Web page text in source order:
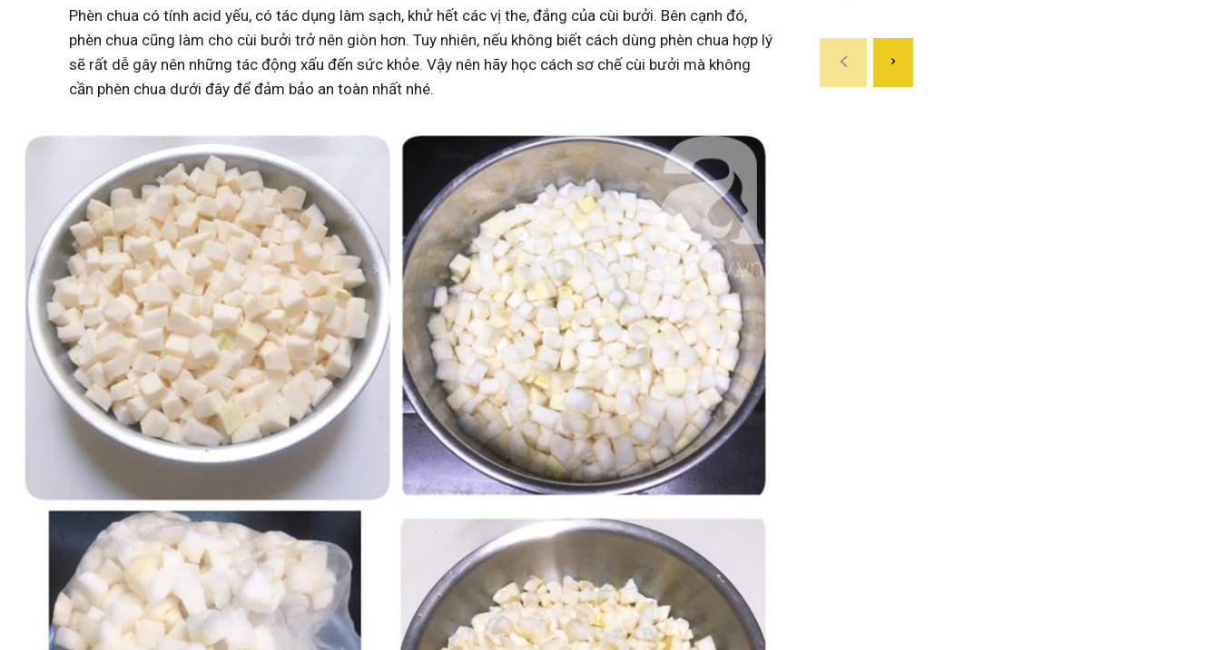
Phèn chua có tính acid yếu, có tác dụng làm sạch, khử hết các vị the, đắng của cùi bưởi. Bên cạnh đó,
phèn chua cũng làm cho cùi bưởi trở nên giòn hơn. Tuy nhiên, nếu không biết cách dùng phèn chua hợp lý
sẽ rất dễ gây nên những tác động xấu đến sức khỏe. Vậy nên hãy học cách sơ chế cùi bưởi mà không
cần phèn chua dưới đây để đảm bảo an toàn nhất nhé.